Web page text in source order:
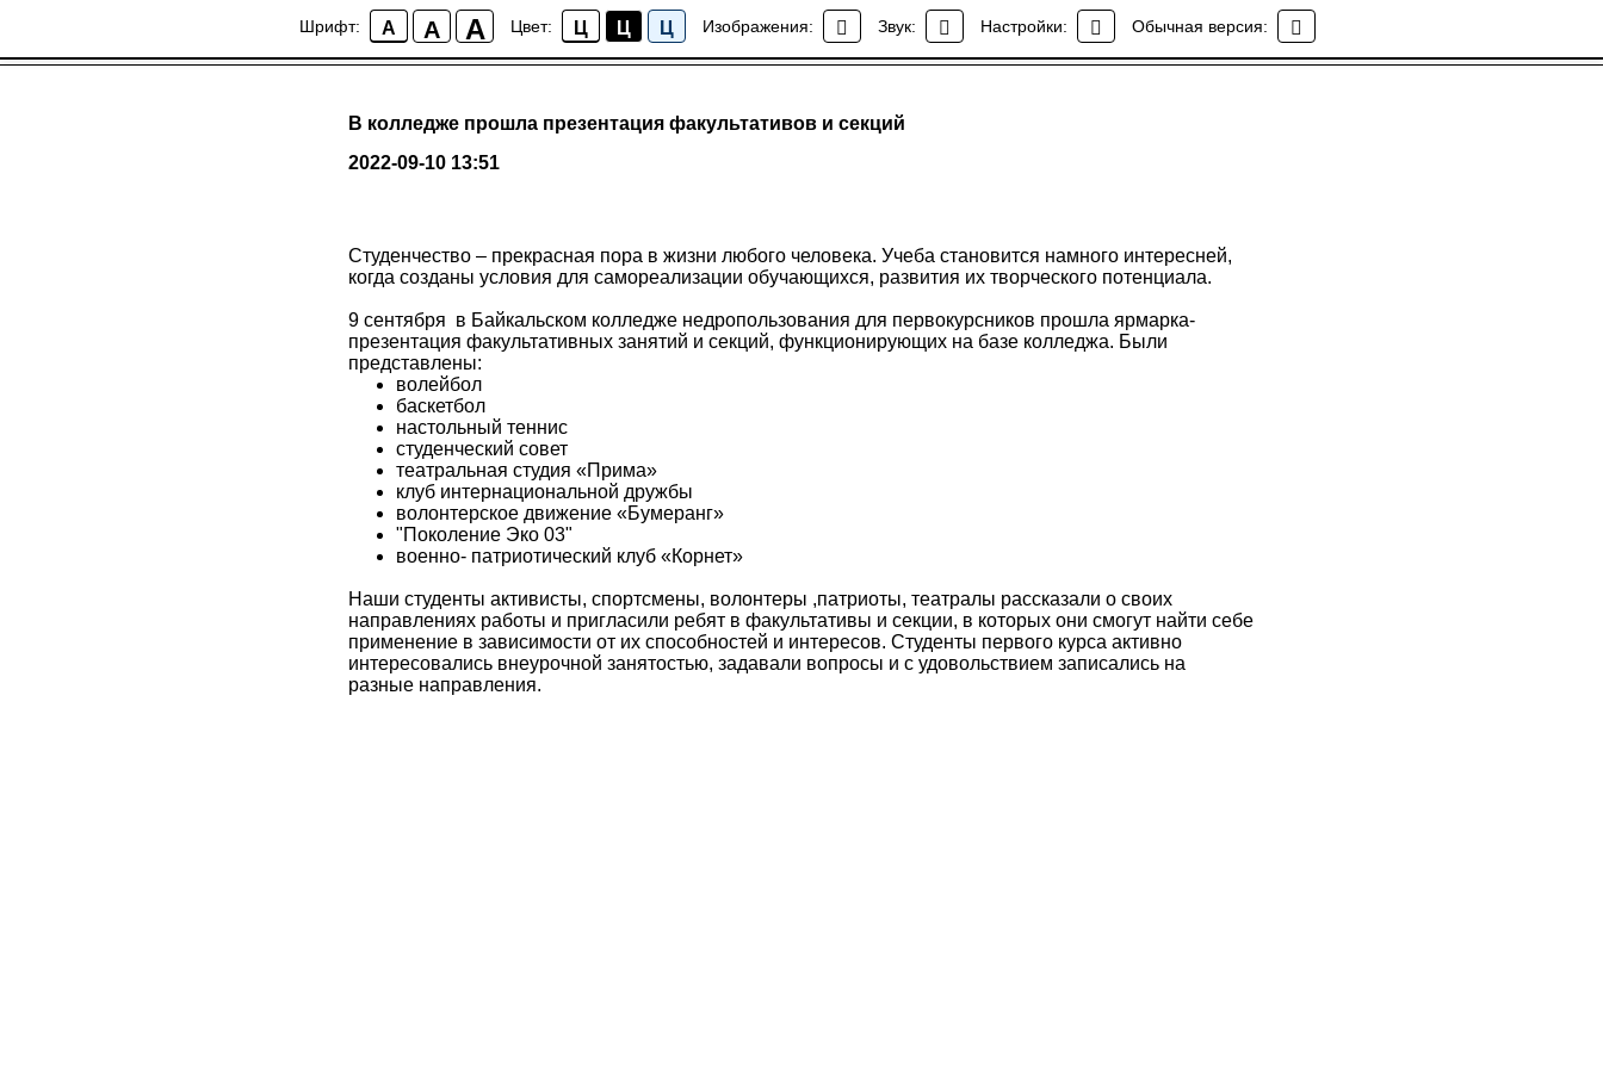
Шрифт: A A A Цвет: Ц Ц Ц Изображения: Звук: Настройки: Обычная версия:
Новости колледжа
В колледже прошла презентация факультативов и секций
2022-09-10 13:51
Студенчество – прекрасная пора в жизни любого человека. Учеба становится намного интересней,
когда созданы условия для самореализации обучающихся, развития их творческого потенциала.
9 сентября в Байкальском колледже недропользования для первокурсников прошла ярмарка-
презентация факультативных занятий и секций, функционирующих на базе колледжа. Были
представлены:
волейбол
баскетбол
настольный теннис
студенческий совет
театральная студия «Прима»
клуб интернациональной дружбы
волонтерское движение «Бумеранг»
"️Поколение Эко 03"
военно- патриотический клуб «Корнет»
Наши студенты активисты, спортсмены, волонтеры ,патриоты, театралы рассказали о своих
направлениях работы и пригласили ребят в факультативы и секции, в которых они смогут найти себе
применение в зависимости от их способностей и интересов. Студенты первого курса активно
интересовались внеурочной занятостью, задавали вопросы и с удовольствием записались на
разные направления.